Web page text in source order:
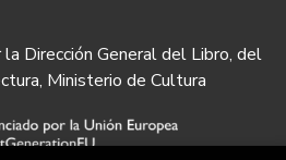
Dirección General del Libro, del
Ministerio de Cultura